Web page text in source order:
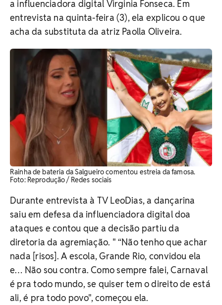
a influenciadora digital Virginia Fonseca. Em
entrevista na quinta-feira (3), ela explicou o que
acha da substituta da atriz Paolla Oliveira.
Rainha de bateria da Salgueiro comentou estreia da famosa. ​
Foto: Reprodução / Redes sociais
Durante entrevista à TV LeoDias, a dançarina
saiu em defesa da influenciadora digital doa
ataques e contou que a decisão partiu da
diretoria da agremiação. " “Não tenho que achar
nada [risos]. A escola, Grande Rio, convidou ela
e… Não sou contra. Como sempre falei, Carnaval
é pra todo mundo, se quiser tem o direito de está
ali, é pra todo povo", começou ela.